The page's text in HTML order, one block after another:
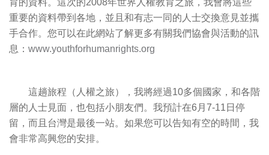
重要的資料帶到各地，並且和有志一同的人士交換意見並攜
手合作。您可以在此網站了解更多有關我們協會與活動的訊
息： www.youthforhumanrights.org
這趟旅程（人權之旅），我將經過10多個國家，和各階
層的人士見面，也包括小朋友們。我預計在6月7-11日停
留，而且台灣是最後一站。如果您可以告知有空的時間，我
會非常高興您的安排。